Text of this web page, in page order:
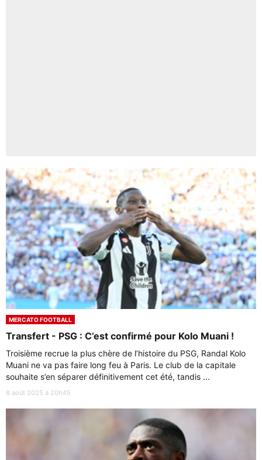
MERCATO FOOTBALL
Transfert - PSG : C’est confirmé pour Kolo Muani !
Troisième recrue la plus chère de l’histoire du PSG, Randal Kolo
Muani ne va pas faire long feu à Paris. Le club de la capitale
souhaite s’en séparer définitivement cet été, tandis ...
8 août 2025 à 20h45